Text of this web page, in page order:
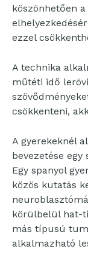
köszönhetően
ezzel
A technika
műtéti idő
csökkenteni,
A gyerekeknél
bevezetése
Egy spanyol
közös kutatás
körülbelül hat-
más típusú
alkalmazható